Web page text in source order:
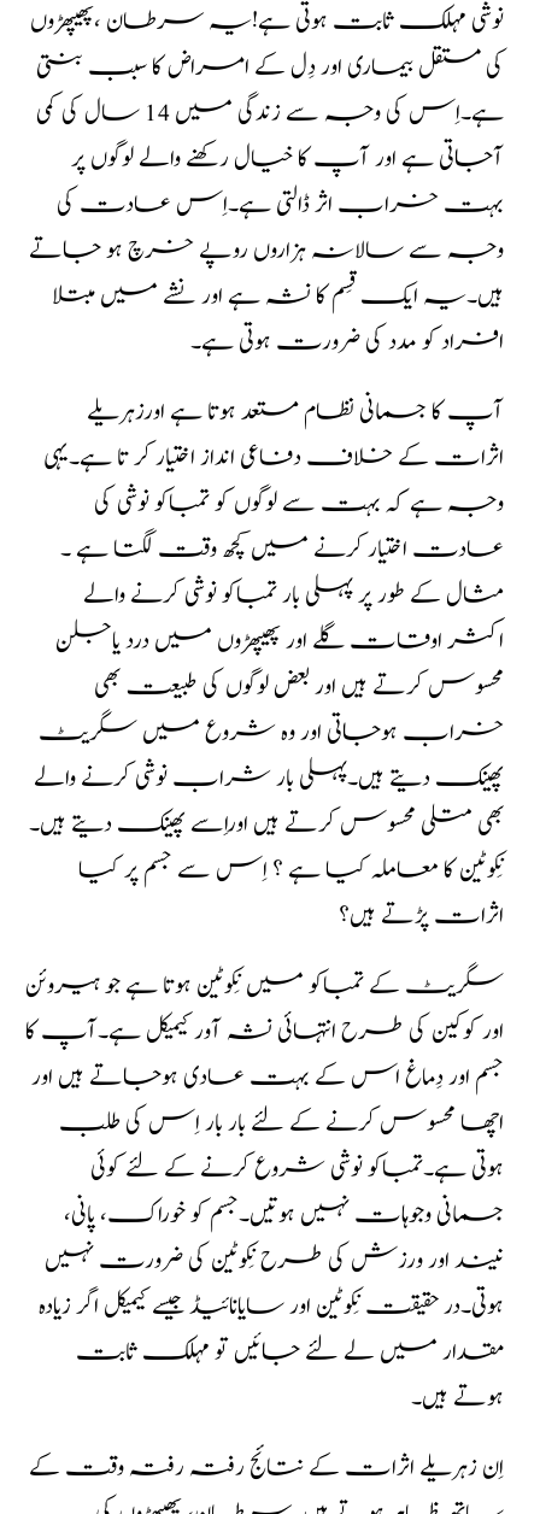
نوشی مہلک ثابت ہوتی ہے!یہ سرطان ،پھیپھڑوں
کی مستقل بیماری اور دِل کے امراض کا سبب بنتی
ہے۔اِس کی وجہ سے زندگی میں 14 سال کی کمی
آجاتی ہے اور آپ کا خیال رکھنے والے لوگوں پر
بہت خراب اثر ڈالتی ہے۔اِس عادت کی
وجہ سے سالانہ ہزاروں روپے خرچ ہو جاتے
ہیں۔یہ ایک قِسم کا نشہ ہے اور نشے میں مبتلا
افراد کو مدد کی ضرورت ہوتی ہے۔
آپ کا جسمانی نظام مستعد ہوتا ہے اورزہریلے
اثرات کے خلاف دفاعی انداز اختیار کر تا ہے۔یہی
وجہ ہے کہ بہت سے لوگوں کو تمباکو نوشی کی
عادت اختیار کرنے میں کچھ وقت لگتا ہے ۔
مثال کے طور پر پہلی بار تمباکو نوشی کرنے والے
اکثر اوقات گلے اور پھیپھڑوں میں درد یاجلن
محسوس کرتے ہیں اور بعض لوگوں کی طبیعت بھی
خراب ہوجاتی اور وہ شروع میں سگریٹ
پھینک دیتے ہیں۔پہلی بار شراب نوشی کرنے والے
بھی متلی محسوس کرتے ہیں اوراِسے پھینک دیتے ہیں۔
نِکوٹین کا معاملہ کیا ہے ؟ اِس سے جسم پر کیا
اثرات پڑتے ہیں؟
سگریٹ کے تمباکو میں نِکوٹین ہوتا ہے جو ہیروئن
اور کوکین کی طرح انتہائی نشہ آور کیمیکل ہے۔آپ کا
جسم اور دِماغ اس کے بہت عادی ہوجاتے ہیں اور
اچھا محسوس کرنے کے لئے بار بار اِس کی طلب
ہوتی ہے۔تمباکو نوشی شروع کرنے کے لئے کوئی
جسمانی وجوہات نہیں ہوتیں۔جسم کو خوراک، پانی،
نیند اور ورزش کی طرح نِکوٹین کی ضرورت نہیں
ہوتی۔در حقیقت نِکوٹین اور سایانائیڈ جیسے کیمیکل اگر زیادہ
مقدار میں لے لئے جائیں تو مہلک ثابت
ہوتے ہیں۔
اِن زہریلے اثرات کے نتائج رفتہ رفتہ وقت کے